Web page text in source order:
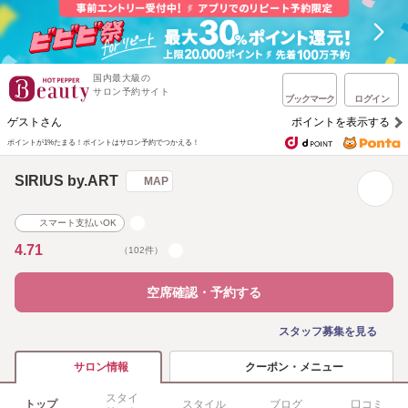
国内最大級の
サロン予約サイト
ブックマーク ログイン
ゲストさん ポイントを表示する
ポイントが1%たまる！ ポイントはサロン予約でつかえる！
SIRIUS by.ART MAP
スマート支払いOK
4.71 （102件）
空席確認・予約する
スタッフ募集を見る
サロン情報 クーポン・メニュー
トップ
スタイ
スタイル ブログ 口コミ